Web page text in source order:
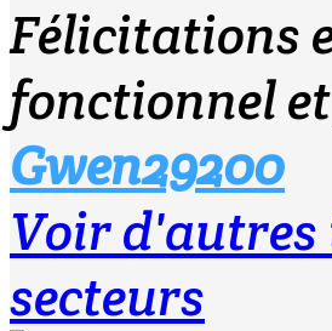
Félicitations
fonctionnel
Gwen29200
Voir d'autres
secteurs